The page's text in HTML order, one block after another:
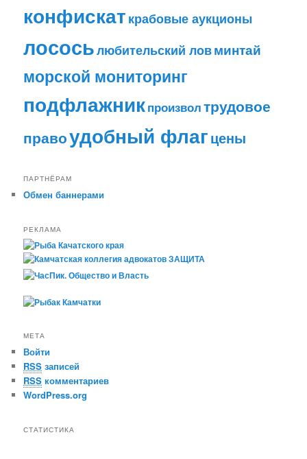
конфискат крабовые аукционы
лососьлюбительский ловминтай
морской мониторинг
подфлажникпроизволтрудовое
правоудобный флагцены
ПАРТНЁРАМ
Обмен баннерами
РЕКЛАМА
МЕТА
Войти
RSS записей
RSS комментариев
WordPress.org
СТАТИСТИКА